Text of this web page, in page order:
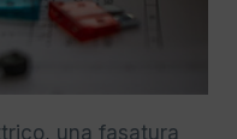
una fasatura